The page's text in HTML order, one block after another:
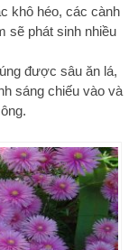
khô héo, các cành
sẽ phát sinh nhiều
được sâu ăn lá,
sáng chiếu vào và